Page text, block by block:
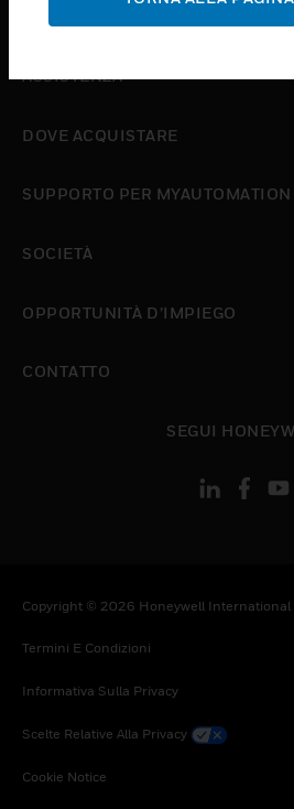
ASSISTENZA
DOVE ACQUISTARE
SUPPORTO PER MYAUTOMATION
SOCIETÀ
OPPORTUNITÀ D’IMPIEGO
CONTATTO
SEGUI
Copyright © 2026 Honeywell International
Termini E Condizioni
Informativa Sulla Privacy
Scelte Relative Alla Privacy
Cookie Notice